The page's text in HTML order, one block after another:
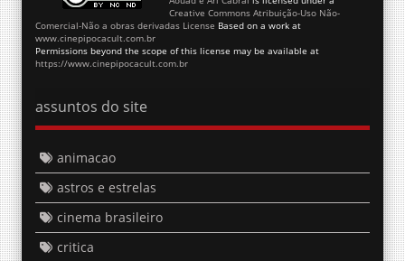
Creative Commons Atribuição-Uso Não-
Comercial-Não a obras derivadas LicenseBased on a work at
www.cinepipocacult.com.br
Permissions beyond the scope of this license may be available at
https://www.cinepipocacult.com.br
assuntos do site
animacao
astros e estrelas
cinema brasileiro
critica